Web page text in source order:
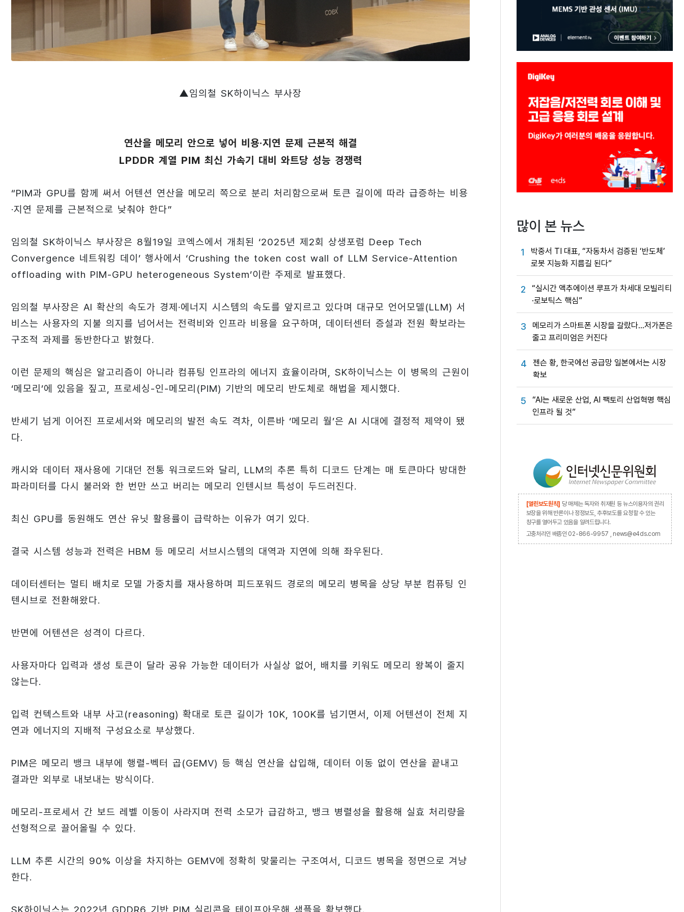
▲임의철 SK하이닉스 부사장
연산을 메모리 안으로 넣어 비용·지연 문제 근본적 해결
LPDDR 계열 PIM 최신 가속기 대비 와트당 성능 경쟁력
“PIM과 GPU를 함께 써서 어텐션 연산을 메모리 쪽으로 분리 처리함으로써 토큰 길이에 따라 급증하는 비용
·지연 문제를 근본적으로 낮춰야 한다”
임의철 SK하이닉스 부사장은 8월19일 코엑스에서 개최된 ‘2025년 제2회 상생포럼 Deep Tech
Convergence 네트워킹 데이’ 행사에서 ‘Crushing the token cost wall of LLM Service-Attention
offloading with PIM-GPU heterogeneous System’이란 주제로 발표했다.
임의철 부사장은 AI 확산의 속도가 경제·에너지 시스템의 속도를 앞지르고 있다며 대규모 언어모델(LLM) 서
비스는 사용자의 지불 의지를 넘어서는 전력비와 인프라 비용을 요구하며, 데이터센터 증설과 전원 확보라는
구조적 과제를 동반한다고 밝혔다.
이런 문제의 핵심은 알고리즘이 아니라 컴퓨팅 인프라의 에너지 효율이라며, SK하이닉스는 이 병목의 근원이
‘메모리’에 있음을 짚고, 프로세싱-인-메모리(PIM) 기반의 메모리 반도체로 해법을 제시했다.
반세기 넘게 이어진 프로세서와 메모리의 발전 속도 격차, 이른바 ‘메모리 월’은 AI 시대에 결정적 제약이 됐
다.
캐시와 데이터 재사용에 기대던 전통 워크로드와 달리, LLM의 추론 특히 디코드 단계는 매 토큰마다 방대한
파라미터를 다시 불러와 한 번만 쓰고 버리는 메모리 인텐시브 특성이 두드러진다.
최신 GPU를 동원해도 연산 유닛 활용률이 급락하는 이유가 여기 있다.
결국 시스템 성능과 전력은 HBM 등 메모리 서브시스템의 대역과 지연에 의해 좌우된다.
데이터센터는 멀티 배치로 모델 가중치를 재사용하며 피드포워드 경로의 메모리 병목을 상당 부분 컴퓨팅 인
텐시브로 전환해왔다.
반면에 어텐션은 성격이 다르다.
사용자마다 입력과 생성 토큰이 달라 공유 가능한 데이터가 사실상 없어, 배치를 키워도 메모리 왕복이 줄지
않는다.
입력 컨텍스트와 내부 사고(reasoning) 확대로 토큰 길이가 10K, 100K를 넘기면서, 이제 어텐션이 전체 지
연과 에너지의 지배적 구성요소로 부상했다.
PIM은 메모리 뱅크 내부에 행렬-벡터 곱(GEMV) 등 핵심 연산을 삽입해, 데이터 이동 없이 연산을 끝내고
결과만 외부로 내보내는 방식이다.
메모리-프로세서 간 보드 레벨 이동이 사라지며 전력 소모가 급감하고, 뱅크 병렬성을 활용해 실효 처리량을
선형적으로 끌어올릴 수 있다.
LLM 추론 시간의 90% 이상을 차지하는 GEMV에 정확히 맞물리는 구조여서, 디코드 병목을 정면으로 겨냥
한다.
많이 본 뉴스
1
박중서 TI 대표, “자동차서 검증된 ‘반도체’
로봇 지능화 지름길 된다”
2
“실시간 액추에이션 루프가 차세대 모빌리티
·로보틱스 핵심”
3
메모리가 스마트폰 시장을 갈랐다…저가폰은
줄고 프리미엄은 커진다
4
젠슨 황, 한국에선 공급망 일본에서는 시장
확보
5
“AI는 새로운 산업, AI 팩토리 산업혁명 핵심
인프라 될 것”
[열린보도원칙] 당 매체는 독자와 취재원 등 뉴스이용자의 권리
보장을 위해 반론이나 정정보도, 추후보도를 요청할 수 있는
창구를 열어두고 있음을 알려드립니다.
고충처리인 배종인 02-866-9957 , news@e4ds.com